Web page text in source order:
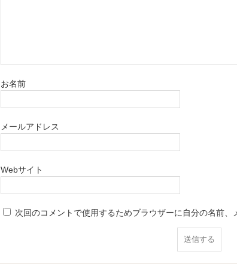
お名前
メールアドレス
Webサイト
次回のコメントで使用するためブラウザーに自分の名前、